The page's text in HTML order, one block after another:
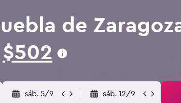
de
$502
sáb. 5/9 sáb. 12/9